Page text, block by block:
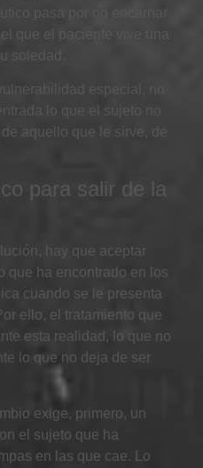
pasa por no encarnar
que el paciente vive una
soledad.
especial, no
lo que el sujeto no
aquello que le sirve, de
para salir de la
hay que aceptar
que ha encontrado en los
cuando se le presenta
ello, el tratamiento que
esta realidad, lo que no
lo que no deja de ser
exige, primero, un
el sujeto que ha
en las que cae. Lo